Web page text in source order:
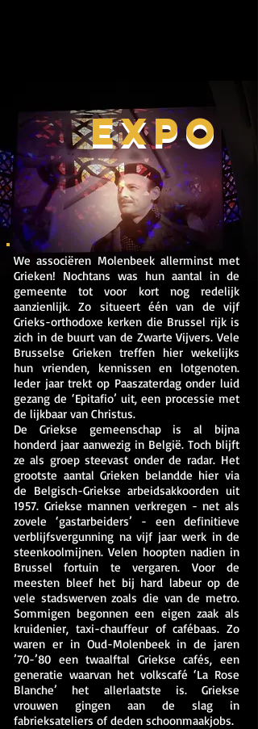
EXPO
EXPO
We associëren Molenbeek allerminst met
Grieken! Nochtans was ​hun aantal in de
gemeente tot voor kort nog redelijk
aanzienlijk. Zo situeert één van de vijf
Grieks-orthodoxe kerken die Brussel rijk is
zich in de buurt van de Zwarte Vijvers. Vele
Brusselse Grieken treffen hier wekelijks
hun vrienden, kennissen en lotgenoten.
Ieder jaar trekt op Paaszaterdag onder luid
gezang de ‘Epitafio’ uit, een processie met
de lijkbaar van Christus.
De Griekse gemeenschap is al bijna
honderd jaar aanwezig in België. Toch blijft
ze als groep steevast onder de radar. Het
grootste aantal Grieken belandde hier via
de Belgisch-Griekse arbeidsakkoorden uit
1957. Griekse mannen verkregen - net als
zovele ‘gastarbeiders’ - een definitieve
verblijfsvergunning na vijf jaar werk in de
steenkoolmijnen. Velen hoopten nadien in
Brussel fortuin te vergaren. Voor de
meesten bleef het bij hard labeur op de
vele stadswerven zoals die van de metro.
Sommigen begonnen een eigen zaak als
kruidenier, taxi-chauffeur of cafébaas. Zo
waren er in Oud-Molenbeek in de jaren
’70-’80 een twaalftal Griekse cafés, een
generatie waarvan het volkscafé ‘La Rose
Blanche’ het allerlaatste is. Griekse
vrouwen gingen aan de slag in
fabrieksateliers of deden schoonmaakjobs.